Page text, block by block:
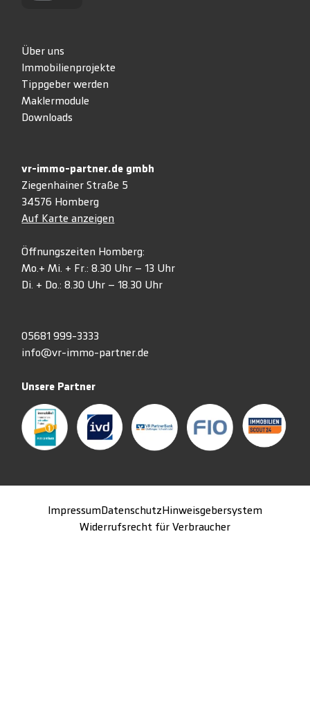
Über uns
Immobilienprojekte
Tippgeber werden
Maklermodule
Downloads
vr-immo-partner.de gmbh
Ziegenhainer Straße 5
34576 Homberg
Auf Karte anzeigen
Öffnungszeiten Homberg:
Mo.+ Mi. + Fr.: 8.30 Uhr – 13 Uhr
Di. + Do.: 8.30 Uhr – 18.30 Uhr
05681 999-3333
info@vr-immo-partner.de
Unsere Partner
ImpressumDatenschutz Hinweisgebersystem
Widerrufsrecht für Verbraucher